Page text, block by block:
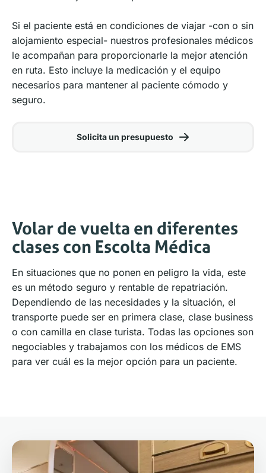
Si el paciente está en condiciones de viajar -con o sin
alojamiento especial- nuestros profesionales médicos
le acompañan para proporcionarle la mejor atención
en ruta. Esto incluye la medicación y el equipo
necesarios para mantener al paciente cómodo y
seguro.
Solicita un presupuesto
Volar de vuelta en diferentes
clases con Escolta Médica
En situaciones que no ponen en peligro la vida, este
es un método seguro y rentable de repatriación.
Dependiendo de las necesidades y la situación, el
transporte puede ser en primera clase, clase business
o con camilla en clase turista. Todas las opciones son
negociables y trabajamos con los médicos de EMS
para ver cuál es la mejor opción para un paciente.